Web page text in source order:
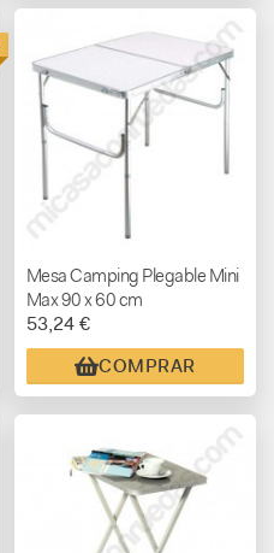
Mesa Camping Plegable Mini
Max 90 x 60 cm
53,24 €
COMPRAR